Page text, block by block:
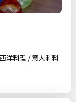
洋料理 / 意大利料